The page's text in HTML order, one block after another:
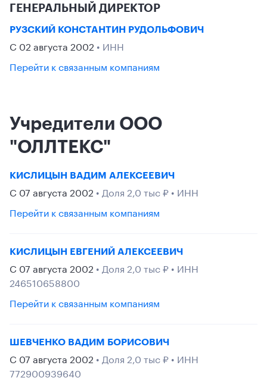
ГЕНЕРАЛЬНЫЙ ДИРЕКТОР
РУЗСКИЙ КОНСТАНТИН РУДОЛЬФОВИЧ
С 02 августа 2002 • ИНН
Перейти к связанным компаниям
Учредители ООО
"ОЛЛТЕКС"
КИСЛИЦЫН ВАДИМ АЛЕКСЕЕВИЧ
С 07 августа 2002 • Доля 2,0 тыс ₽ • ИНН
Перейти к связанным компаниям
КИСЛИЦЫН ЕВГЕНИЙ АЛЕКСЕЕВИЧ
С 07 августа 2002 • Доля 2,0 тыс ₽ • ИНН
246510658800
Перейти к связанным компаниям
ШЕВЧЕНКО ВАДИМ БОРИСОВИЧ
С 07 августа 2002 • Доля 2,0 тыс ₽ • ИНН
772900939640